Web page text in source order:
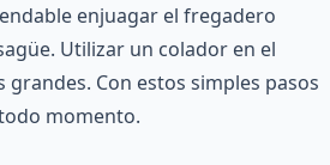
enjuagar el fregadero
Utilizar un colador en el
Con estos simples pasos
momento.